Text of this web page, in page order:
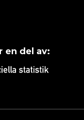
en del av: